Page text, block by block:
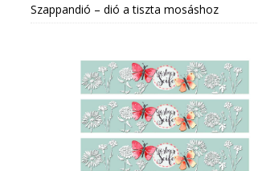
Szappandió – dió a tiszta mosáshoz